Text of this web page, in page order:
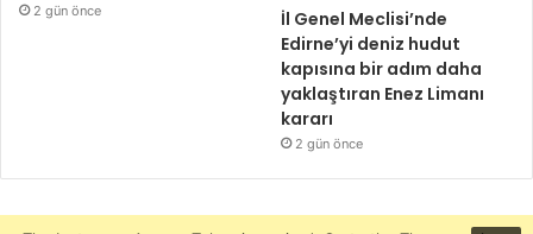
2 gün önce
İl Genel Meclisi’nde
Edirne’yi deniz hudut
kapısına bir adım daha
yaklaştıran Enez Limanı
kararı
2 gün önce